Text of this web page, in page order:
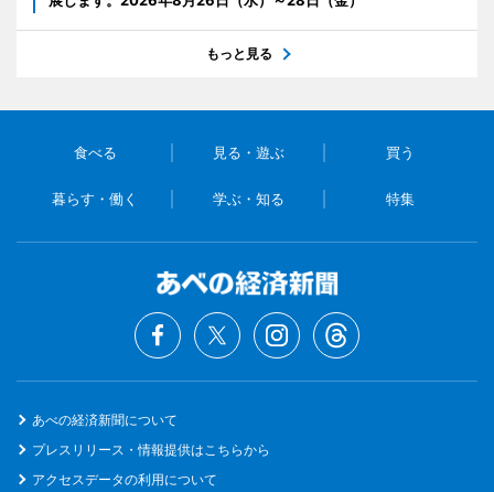
もっと見る
食べる 見る・遊ぶ 買う
暮らす・働く 学ぶ・知る 特集
あべの経済新聞について
プレスリリース・情報提供はこちらから
アクセスデータの利用について